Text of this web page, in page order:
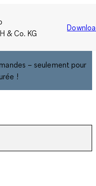
& Co. KG
– seulement pour
!